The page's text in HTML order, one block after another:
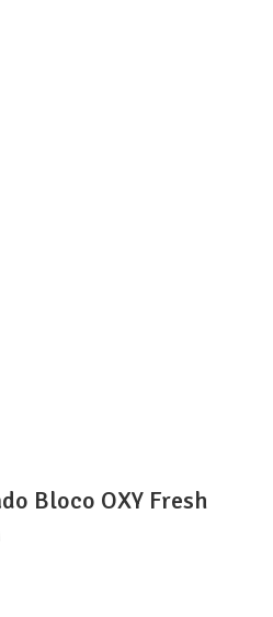
Bloco OXY Fresh